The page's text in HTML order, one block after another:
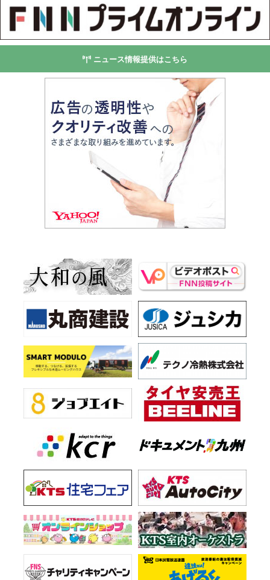
ニュース情報提供はこちら